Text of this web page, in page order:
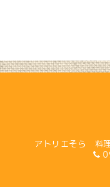
アトリエそら 料